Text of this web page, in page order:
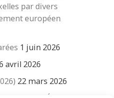
par divers
européen
1 juin 2026
avril 2026
22 mars 2026